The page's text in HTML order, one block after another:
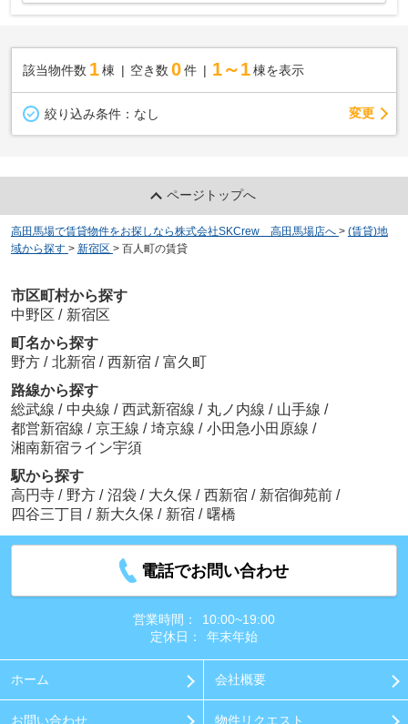
該当物件数 1棟 空き数 0 件 1～1 棟を表示
絞り込み条件： なし 変更
ページトップへ
高田馬場で賃貸物件をお探しなら株式会社SKCrew 高田馬場店へ > (賃貸)地
域から探す > 新宿区 > 百人町の賃貸
市区町村から探す
中野区 / 新宿区
町名から探す
野方 / 北新宿 / 西新宿 / 富久町
路線から探す
総武線 / 中央線 / 西武新宿線 / 丸ノ内線 / 山手線 /
都営新宿線 / 京王線 / 埼京線 / 小田急小田原線 /
湘南新宿ライン宇須
駅から探す
高円寺 / 野方 / 沼袋 / 大久保 / 西新宿 / 新宿御苑前 /
四谷三丁目 / 新大久保 / 新宿 / 曙橋
電話でお問い合わせ
営業時間：
10:00~19:00
定休日：
年末年始
ホーム 会社概要
お問い合わせ 物件リクエスト